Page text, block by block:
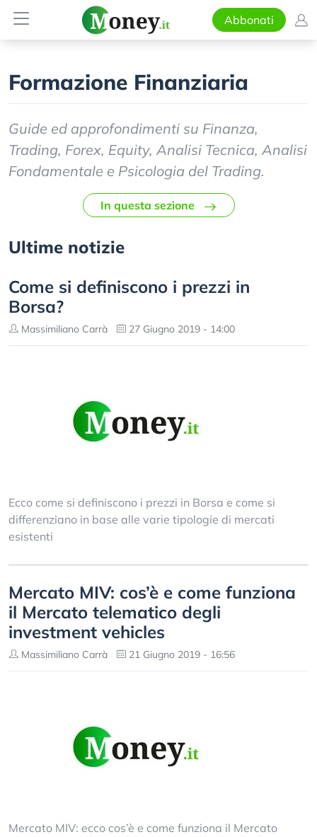
Abbonati
Formazione Finanziaria
Guide ed approfondimenti su Finanza,
Trading, Forex, Equity, Analisi Tecnica, Analisi
Fondamentale e Psicologia del Trading.
In questa sezione
Ultime notizie
Come si definiscono i prezzi in
Borsa?
Massimiliano Carrà 27 Giugno 2019 - 14:00
Ecco come si definiscono i prezzi in Borsa e come si
differenziano in base alle varie tipologie di mercati
esistenti
Mercato MIV: cos’è e come funziona
il Mercato telematico degli
investment vehicles
Massimiliano Carrà 21 Giugno 2019 - 16:56
Mercato MIV: ecco cos’è e come funziona il Mercato